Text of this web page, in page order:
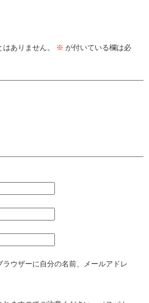
ありません。 ※ が付いている欄は必
ウザーに自分の名前、メールアドレ